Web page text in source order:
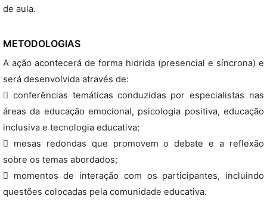
de aula.
METODOLOGIAS
A ação acontecerá de forma hidrida (presencial e síncrona) e
será desenvolvida através de:
 conferências temáticas conduzidas por especialistas nas
áreas da educação emocional, psicologia positiva, educação
inclusiva e tecnologia educativa;
 mesas redondas que promovem o debate e a reflexão
sobre os temas abordados;
 momentos de interação com os participantes, incluindo
questões colocadas pela comunidade educativa.